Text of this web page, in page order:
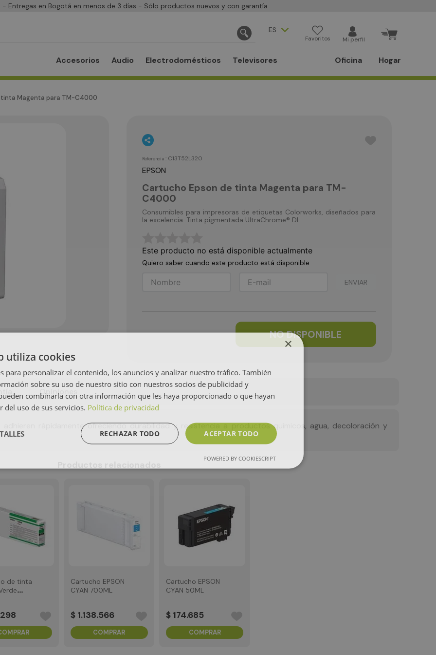
- Entregas en Bogotá en menos de 3 días - Sólo productos nuevos y con garantía
ES
Favoritos Mi perfil
Accesorios Audio Electrodomésticos Televisores Oficina Hogar
tinta Magenta para TM-C4000
Referencia : C13T52L320
EPSON
Cartucho Epson de tinta Magenta para TM-
C4000
Consumibles para impresoras de etiquetas Colorworks, diseñados para
la excelencia. Tinta pigmentada UltraChrome® DL
Este producto no está disponible actualmente
Quiero saber cuando este producto está disponible
ENVIAR
NO DISPONIBLE
Opiniones
rápidamente ofreciendo durabilidad y resistencia a productos químicos, agua, decoloración y
de tinta
298
Cartucho EPSON
CYAN 700ML
$ 1.138.566
COMPRAR
Cartucho EPSON
CYAN 50ML
$ 174.685
COMPRAR
×
utiliza cookies
para personalizar el contenido, los anuncios y analizar nuestro tráfico. También
sobre su uso de nuestro sitio con nuestros socios de publicidad y
combinarla con otra información que les haya proporcionado o que hayan
del uso de sus servicios. Política de privacidad
ACEPTAR TODO
RECHAZAR TODO
POWERED BY COOKIESCRIPT